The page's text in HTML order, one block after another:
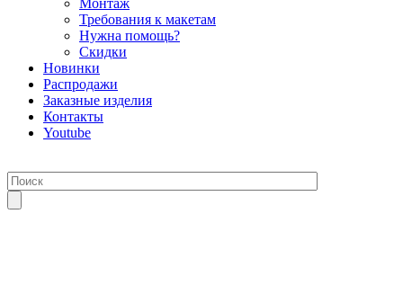
Монтаж
Требования к макетам
Нужна помощь?
Скидки
Новинки
Распродажи
Заказные изделия
Контакты
Youtube